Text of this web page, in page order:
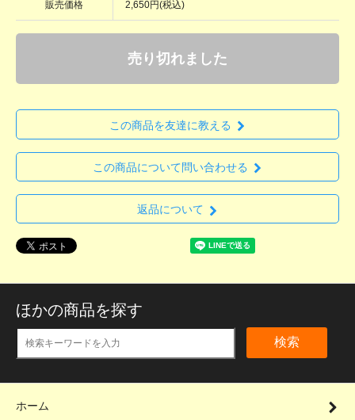
販売価格 2,650円(税込)
売り切れました
この商品を友達に教える
この商品について問い合わせる
返品について
ほかの商品を探す
検索
ホーム